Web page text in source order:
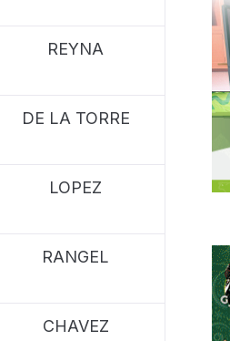
REYNA
DE LA TORRE
LOPEZ
RANGEL
CHAVEZ